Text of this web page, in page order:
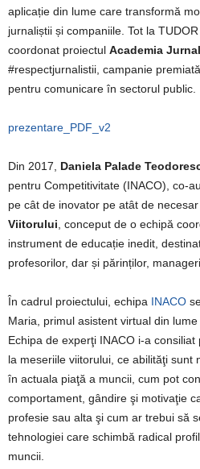
aplicație din lume care transformă
jurnaliștii și companiile. Tot la
coordonat proiectul Academia
#respectjurnalistii, campanie
pentru comunicare în sectorul public.
prezentare_PDF_v2
Din 2017, Daniela Palade
pentru Competitivitate (INACO), co-
pe cât de inovator pe atât de
Viitorului, conceput de o echipă
instrument de educație inedit,
profesorilor, dar și părinților,
În cadrul proiectului, echipa INACO
Maria, primul asistent virtual din
Echipa de experţi INACO i-a
la meseriile viitorului, ce abilităţi sunt
în actuala piaţă a muncii, cum pot
comportament, gândire şi motivaţie
profesie sau alta şi cum ar trebui să
tehnologiei care schimbă radical
muncii.